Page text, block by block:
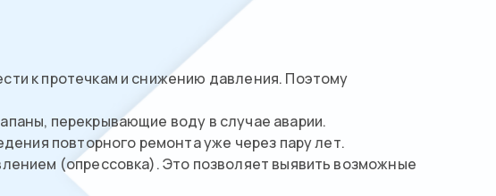
к протечкам и снижению давления. Поэтому
перекрывающие воду в случае аварии.
повторного ремонта уже через пару лет.
(опрессовка). Это позволяет выявить возможные